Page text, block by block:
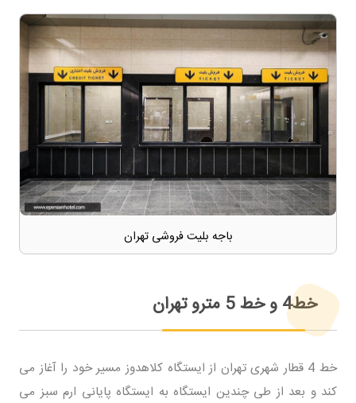
باجه بلیت فروشی تهران
خط4 و خط 5 مترو تهران
خط 4 قطار شهری تهران از ایستگاه کلاهدوز مسیر خود را آغاز می
کند و بعد از طی چندین ایستگاه به ایستگاه پایانی ارم سبز می